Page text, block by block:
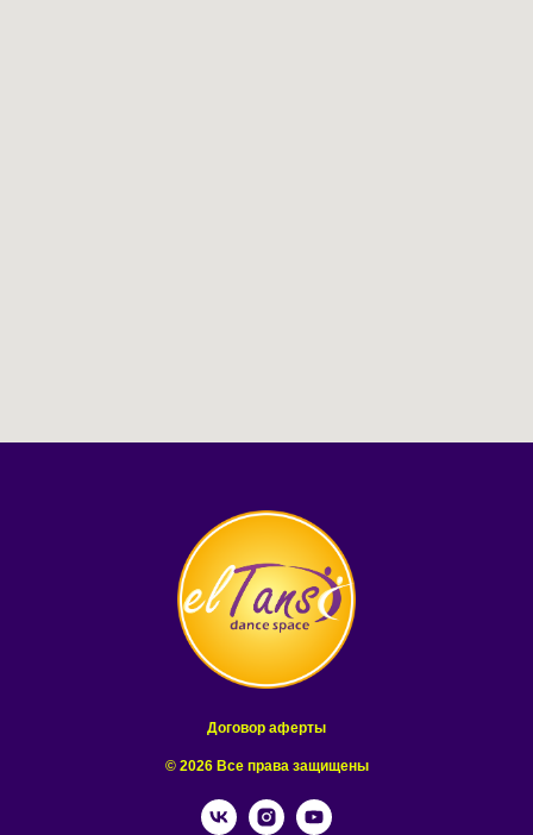
Договор аферты
© 2026 Все права защищены